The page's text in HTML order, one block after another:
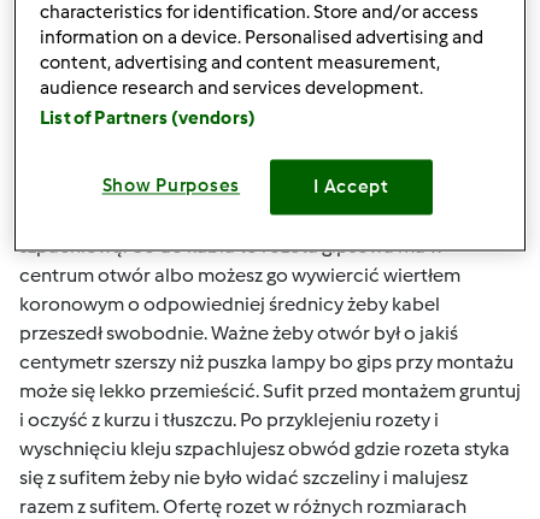
pon., 07/06/2026 - 09:57
Montaż rozety gipsowej to trochę inna sprawa niż listwy
bo rozety są cięższe i montaż tylko na klej przy większych
modelach bywa ryzykowny długoterminowo. Przy
rozetach do 40-50 cm średnicy klej gipsowy nałożony na
całą powierzchnię styku z sufitem zazwyczaj wystarczy ale
przy większych warto dodatkowo zabezpieczyć wkrętami
przez rozetę wkręcanymi w sufit i maskowanymi masą
szpachlową. Co do kabla to rozeta gipsowa ma w
centrum otwór albo możesz go wywiercić wiertłem
koronowym o odpowiedniej średnicy żeby kabel
przeszedł swobodnie. Ważne żeby otwór był o jakiś
centymetr szerszy niż puszka lampy bo gips przy montażu
może się lekko przemieścić. Sufit przed montażem gruntuj
i oczyść z kurzu i tłuszczu. Po przyklejeniu rozety i
wyschnięciu kleju szpachlujesz obwód gdzie rozeta styka
się z sufitem żeby nie było widać szczeliny i malujesz
razem z sufitem. Ofertę rozet w różnych rozmiarach
characteristics for identification. Store and/or access
information on a device. Personalised advertising and
content, advertising and content measurement,
audience research and services development.
List of Partners (vendors)
Show Purposes I Accept